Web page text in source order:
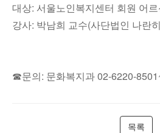
대상: 서울노인복지센터 회원 어
강사: 박남희 교수(사단법인 나란
☎문의: 문화복지과 02-6220-
목록